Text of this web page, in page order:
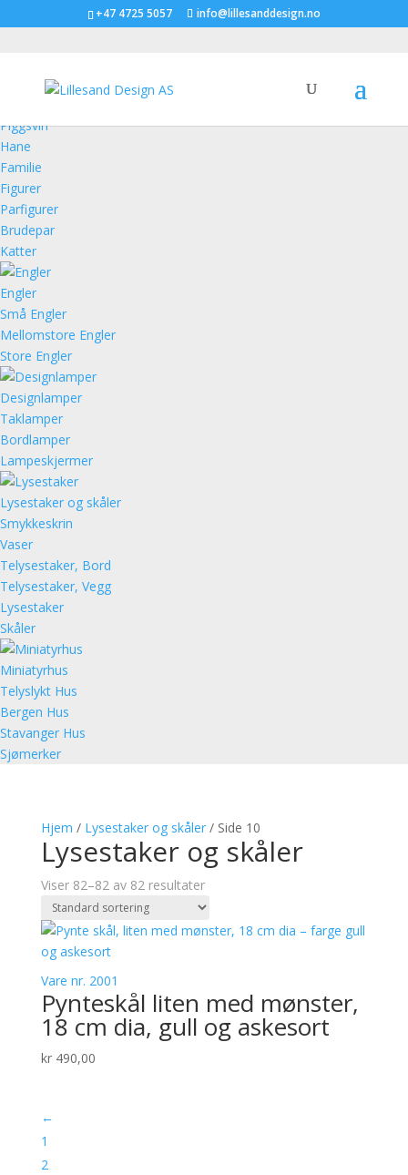
+47 4725 5057 info@lillesanddesign.no
Piggsvin
Hane
Familie
Figurer
Parfigurer
Brudepar
Katter
Engler
Små Engler
Mellomstore Engler
Store Engler
Designlamper
Taklamper
Bordlamper
Lampeskjermer
Lysestaker og skåler
Smykkeskrin
Vaser
Telysestaker, Bord
Telysestaker, Vegg
Lysestaker
Skåler
Miniatyrhus
Telyslykt Hus
Bergen Hus
Stavanger Hus
Sjømerker
Hjem / Lysestaker og skåler/ Side 10
Lysestaker og skåler
Viser 82–82 av 82 resultater
Vare nr. 2001
Pynteskål liten med mønster,
18 cm dia, gull og askesort
kr490,00
←
1
2